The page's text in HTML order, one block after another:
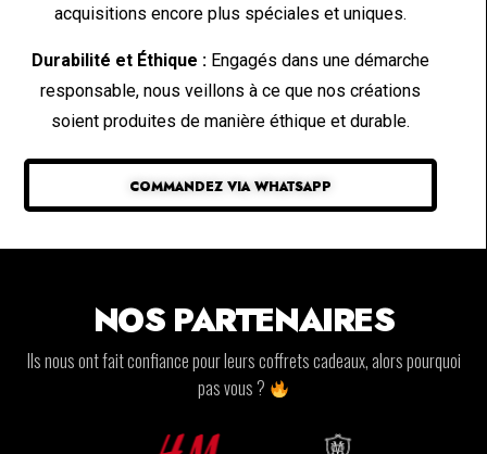
acquisitions encore plus spéciales et uniques.
Durabilité et Éthique : Engagés dans une démarche
responsable, nous veillons à ce que nos créations
soient produites de manière éthique et durable.
COMMANDEZ VIA WHATSAPP
NOS PARTENAIRES
Ils nous ont fait confiance pour leurs coffrets cadeaux, alors pourquoi
pas vous ?